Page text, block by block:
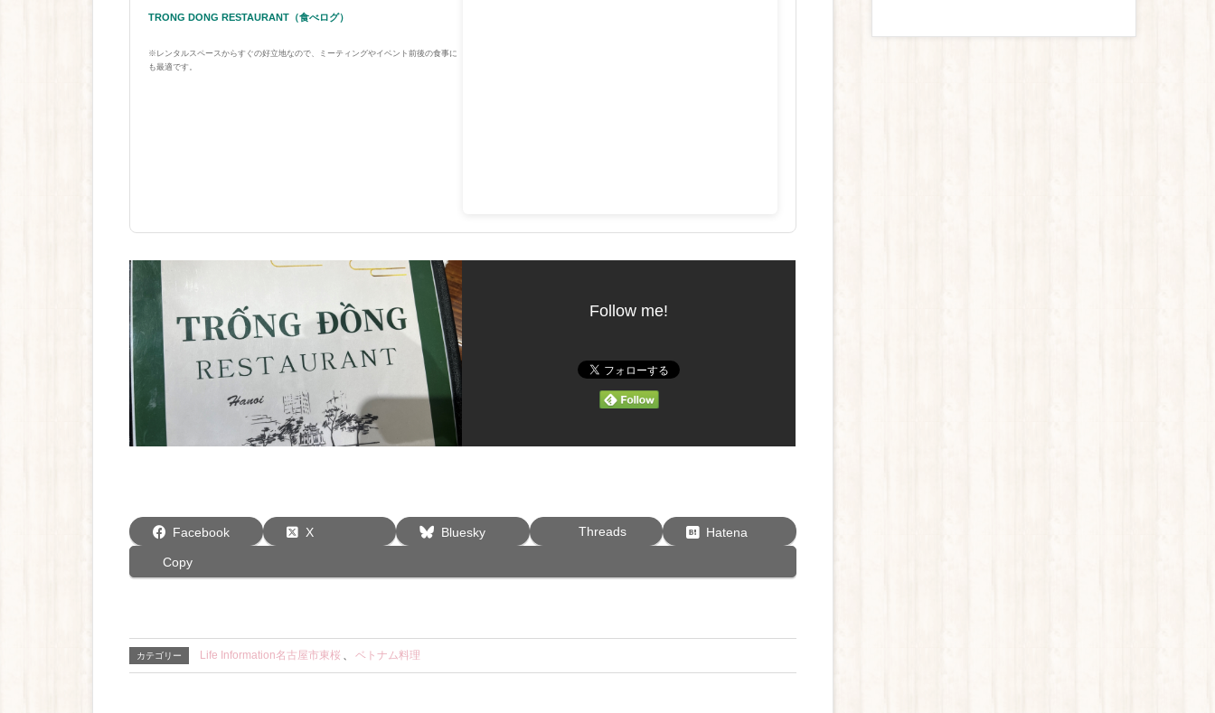
TRONG DONG RESTAURANT（食べログ）
※レンタルスペースからすぐの好立地なので、ミーティングやイベント前後の食事に
も最適です。
Follow me!
Facebook X Bluesky Threads Hatena
Copy
カテゴリー Life Information名古屋市東桜 、 ベトナム料理